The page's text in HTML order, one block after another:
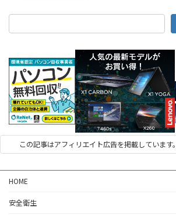
この記事はアフィリエイト広告を掲載しています。
HOME
安全衛生